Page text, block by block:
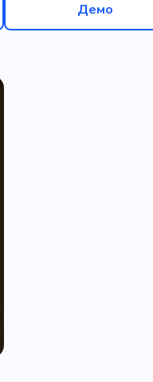
Демо